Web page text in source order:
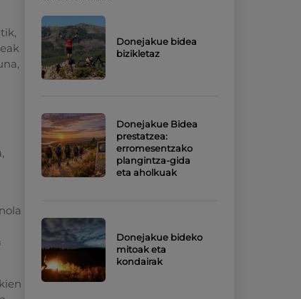
Donejakue bidea
bizikletaz
Donejakue Bidea
prestatzea:
erromesentzako
plangintza-gida
eta aholkuak
Donejakue bideko
mitoak eta
kondairak